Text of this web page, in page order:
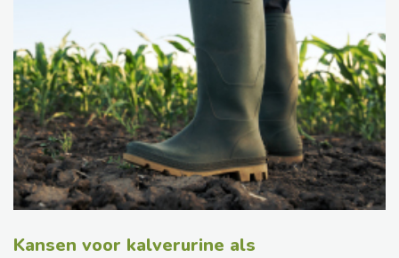
Kansen voor kalverurine als